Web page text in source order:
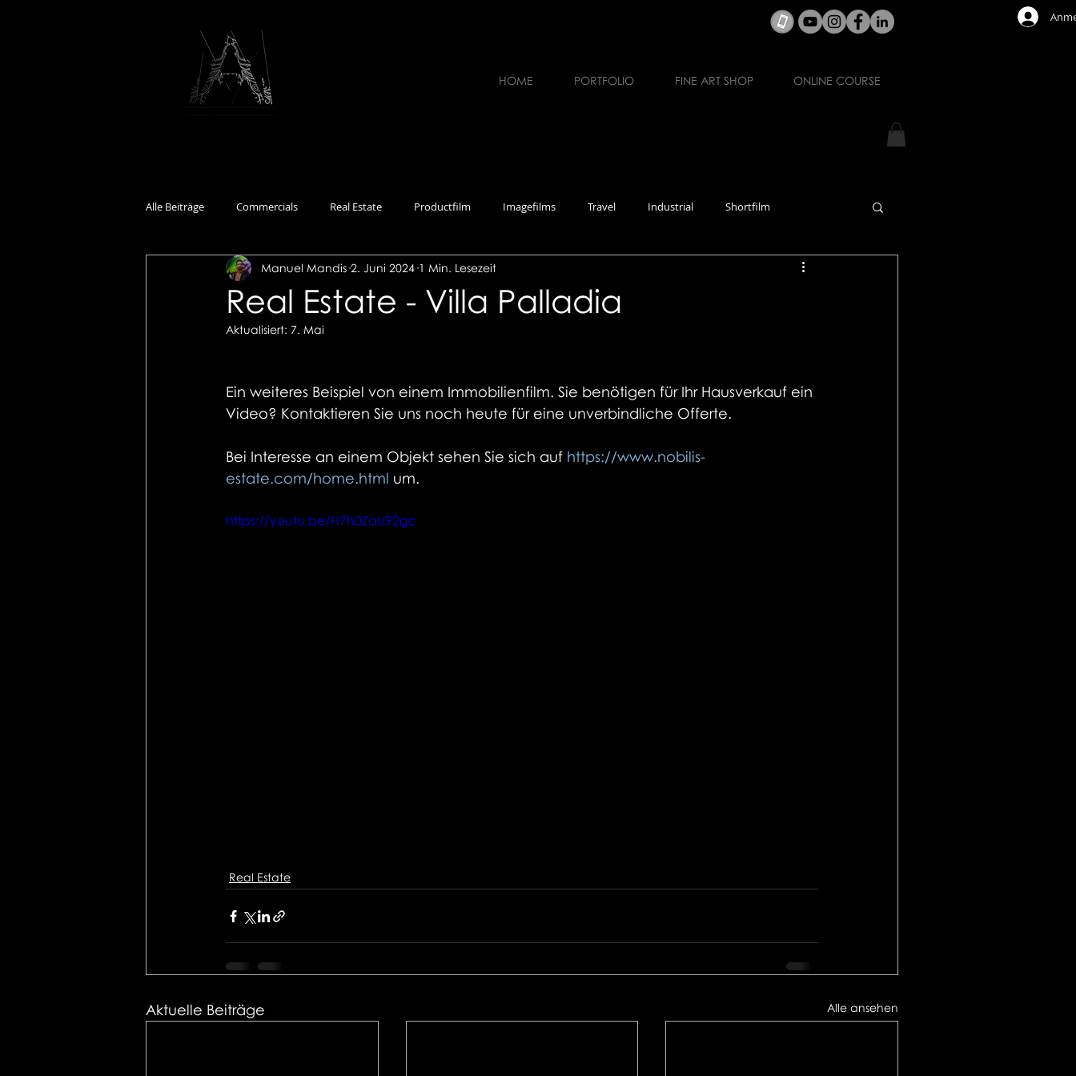
HOME PORTFOLIO FINE ART SHOP ONLINE COURSE
Alle Beiträge Commercials Real Estate Productfilm Imagefilms Travel Industrial Shortfilm
Documentary Events Interviews Workshops
Real Estate - Villa Palladia
Manuel Mandis 2. Juni 2024 1 Min. Lesezeit
Aktualisiert: 7. Mai
Ein weiteres Beispiel von einem Immobilienfilm. Sie benötigen für Ihr Hausverkauf ein
Video? Kontaktieren Sie uns noch heute für eine unverbindliche Offerte.
Bei Interesse an einem Objekt sehen Sie sich auf https://www.nobilis-
estate.com/home.html um.
https://youtu.be/H7h0ZaU92gc
Real Estate
Aktuelle Beiträge Alle ansehen